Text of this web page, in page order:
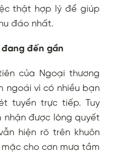
thật hợp lý để giúp
đáo nhất.
đến gần
của Ngoại thương
ngoái vì có nhiều bạn
tuyển trực tiếp. Tuy
nhận được lòng quyết
hiện rõ trên khuôn
mặc cho cơn mưa tầm